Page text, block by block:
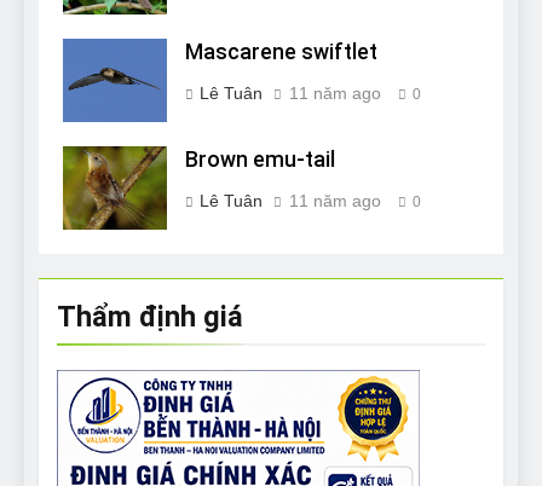
Mascarene swiftlet
Lê Tuân 11 năm ago 0
Brown emu-tail
Lê Tuân 11 năm ago 0
Thẩm định giá